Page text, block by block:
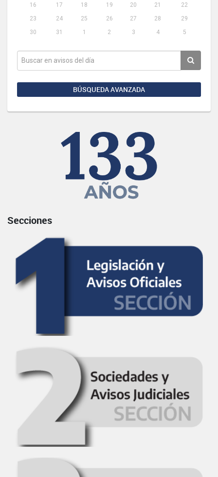
16
17 18 19 20 21
22
23
24 25 26 27 28
29
30
31 1 2 3 4 5
BÚSQUEDA AVANZADA
Secciones